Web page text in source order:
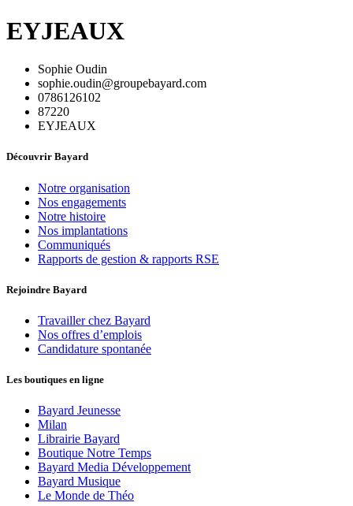
EYJEAUX
Sophie Oudin
sophie.oudin@groupebayard.com
0786126102
87220
EYJEAUX
Découvrir Bayard
Notre organisation
Nos engagements
Notre histoire
Nos implantations
Communiqués
Rapports de gestion & rapports RSE
Rejoindre Bayard
Travailler chez Bayard
Nos offres d’emplois
Candidature spontanée
Les boutiques en ligne
Bayard Jeunesse
Milan
Librairie Bayard
Boutique Notre Temps
Bayard Media Développement
Bayard Musique
Le Monde de Théo